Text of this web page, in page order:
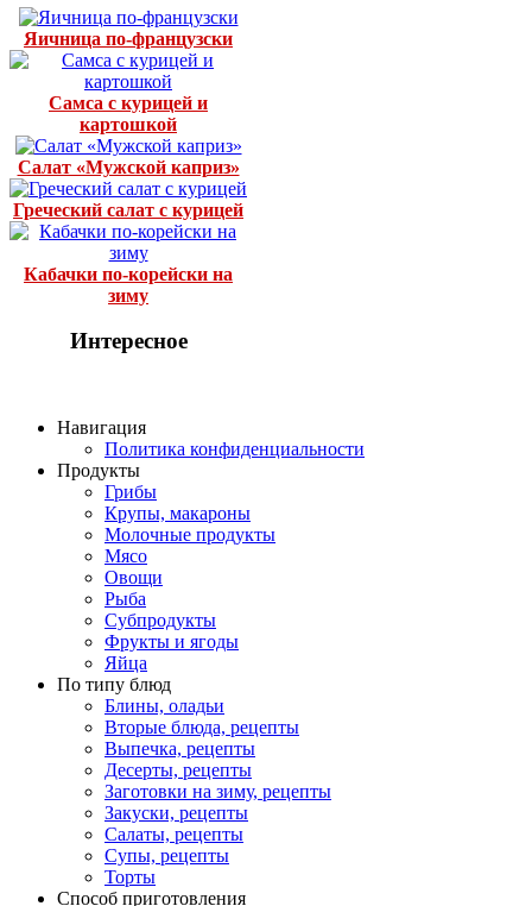
Яичница по-французски
Самса с курицей и
картошкой
Салат «Мужской каприз»
Греческий салат с курицей
Кабачки по-корейски на
зиму
Интересное
Навигация
Политика конфиденциальности
Продукты
Грибы
Крупы, макароны
Молочные продукты
Мясо
Овощи
Рыба
Субпродукты
Фрукты и ягоды
Яйца
По типу блюд
Блины, оладьи
Вторые блюда, рецепты
Выпечка, рецепты
Десерты, рецепты
Заготовки на зиму, рецепты
Закуски, рецепты
Салаты, рецепты
Супы, рецепты
Торты
Способ приготовления